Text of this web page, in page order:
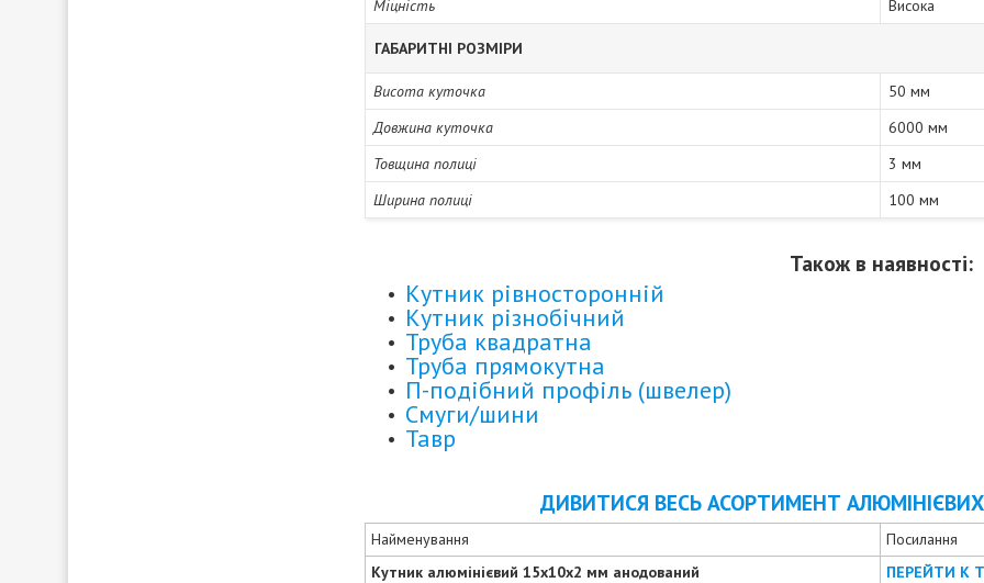
Міцність
Висока
ГАБАРИТНІ РОЗМІРИ
Висота куточка
50 мм
Довжина куточка
6000 мм
Товщина полиці
3 мм
Ширина полиці
100 мм
Також в наявності:
Кутник рівносторонній
Кутник різнобічний
Труба квадратна
Труба прямокутна
П-подібний профіль (швелер)
Смуги/шини
Тавр
ДИВИТИСЯ ВЕСЬ АСОРТИМЕНТ АЛЮМІНІЄВИХ
Найменування
Посилання
Кутник алюмінієвий 15х10х2 мм анодований
ПЕРЕЙТИ К